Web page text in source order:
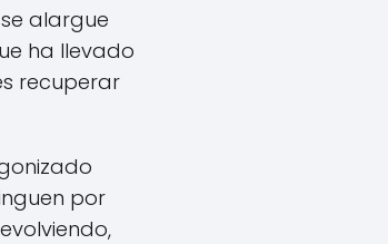
alargue
ha llevado
recuperar
por